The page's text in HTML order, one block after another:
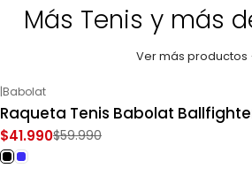
Más Tenis y más
Ver más productos
-30%OFF
|Babolat
Raqueta Tenis Babolat
$41.990$59.990